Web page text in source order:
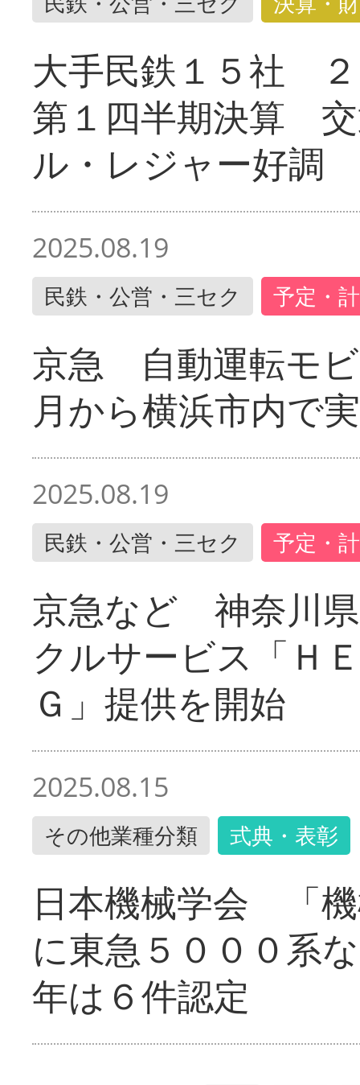
大手民鉄１５社
第１四半期決算
ル・レジャー好調
2025.08.19
民鉄・公営・三セク 予定・
京急 自動運転モ
月から横浜市内で
2025.08.19
民鉄・公営・三セク 予定・
京急など 神奈川
クルサービス「Ｈ
Ｇ」提供を開始
2025.08.15
その他業種分類 式典・表彰
日本機械学会 「
に東急５０００系
年は６件認定